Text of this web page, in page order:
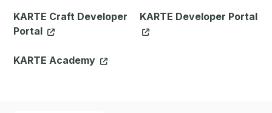
KARTE Craft Developer
Portal
KARTE Developer Portal
KARTE Academy